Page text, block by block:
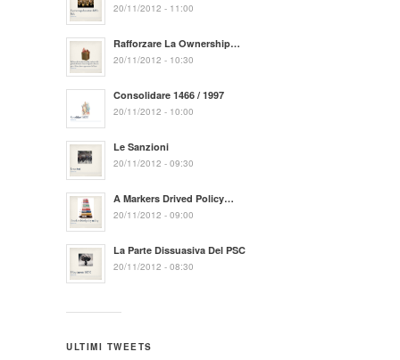
20/11/2012 - 11:00
Rafforzare La Ownership…
20/11/2012 - 10:30
Consolidare 1466 / 1997
20/11/2012 - 10:00
Le Sanzioni
20/11/2012 - 09:30
A Markers Drived Policy…
20/11/2012 - 09:00
La Parte Dissuasiva Del PSC
20/11/2012 - 08:30
ULTIMI TWEETS